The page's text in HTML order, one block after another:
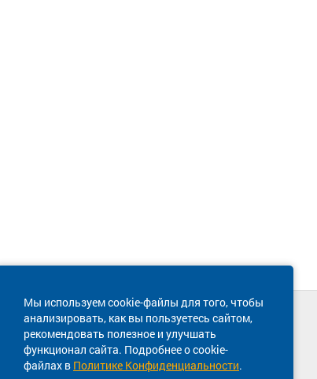
Мы используем cookie-файлы для того, чтобы
анализировать, как вы пользуетесь сайтом,
рекомендовать полезное и улучшать
функционал сайта. Подробнее о cookie-
файлах в Политике Конфиденциальности.
Техническая поддержка сайта
8 800 600-03-38